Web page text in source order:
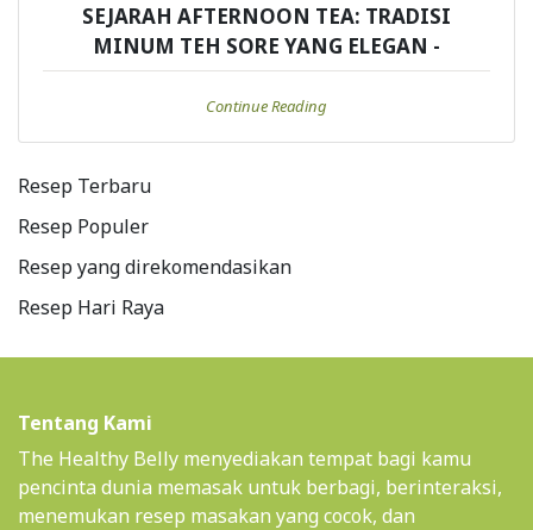
SEJARAH AFTERNOON TEA: TRADISI
MINUM TEH SORE YANG ELEGAN -
Continue Reading
Resep Terbaru
Resep Populer
Resep yang direkomendasikan
Resep Hari Raya
Tentang Kami
The Healthy Belly menyediakan tempat bagi kamu
pencinta dunia memasak untuk berbagi, berinteraksi,
menemukan resep masakan yang cocok, dan